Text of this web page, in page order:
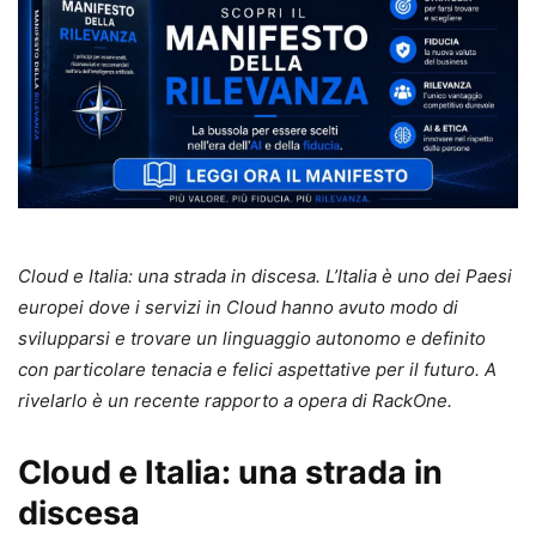
Cloud e Italia: una strada in discesa. L’Italia è uno dei Paesi
europei dove i servizi in Cloud hanno avuto modo di
svilupparsi e trovare un linguaggio autonomo e definito
con particolare tenacia e felici aspettative per il futuro. A
rivelarlo è un recente rapporto a opera di RackOne.
Cloud e Italia: una strada in
discesa